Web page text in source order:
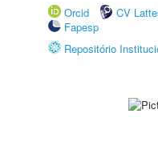
Orcid
CV
Fapesp
Repositório